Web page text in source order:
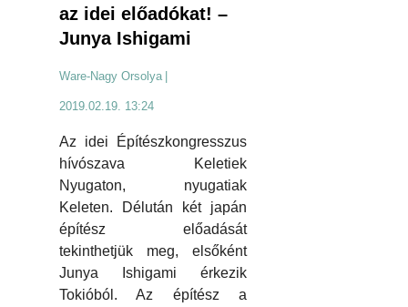
az idei előadókat! –
Junya Ishigami
Ware-Nagy Orsolya |
2019.02.19. 13:24
Az idei Építészkongresszus
hívószava Keletiek
Nyugaton, nyugatiak
Keleten. Délután két japán
építész előadását
tekinthetjük meg, elsőként
Junya Ishigami érkezik
Tokióból. Az építész a